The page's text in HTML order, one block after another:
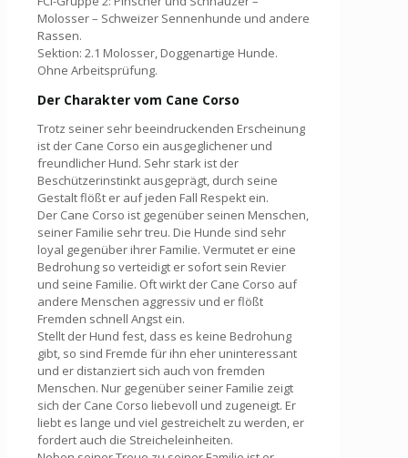
Molosser – Schweizer Sennenhunde und andere
Rassen.
Sektion: 2.1 Molosser, Doggenartige Hunde.
Ohne Arbeitsprüfung.
Der Charakter vom Cane Corso
Trotz seiner sehr beeindruckenden Erscheinung
ist der Cane Corso ein ausgeglichener und
freundlicher Hund. Sehr stark ist der
Beschützerinstinkt ausgeprägt, durch seine
Gestalt flößt er auf jeden Fall Respekt ein.
Der Cane Corso ist gegenüber seinen Menschen,
seiner Familie sehr treu. Die Hunde sind sehr
loyal gegenüber ihrer Familie. Vermutet er eine
Bedrohung so verteidigt er sofort sein Revier
und seine Familie. Oft wirkt der Cane Corso auf
andere Menschen aggressiv und er flößt
Fremden schnell Angst ein.
Stellt der Hund fest, dass es keine Bedrohung
gibt, so sind Fremde für ihn eher uninteressant
und er distanziert sich auch von fremden
Menschen. Nur gegenüber seiner Familie zeigt
sich der Cane Corso liebevoll und zugeneigt. Er
liebt es lange und viel gestreichelt zu werden, er
fordert auch die Streicheleinheiten.